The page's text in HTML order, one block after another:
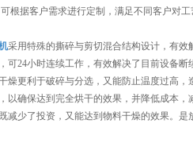
根据客户需求进行定制，满足不同客户对工
采用特殊的撕碎与剪切混合结构设计，有效
24小时连续工作，有效解决了目前设备
更利于破碎与分选，又能防止温度过高，
确保达到完全烘干的效果，并降低成本，
少了投资，又能达到物料干燥的效果。是